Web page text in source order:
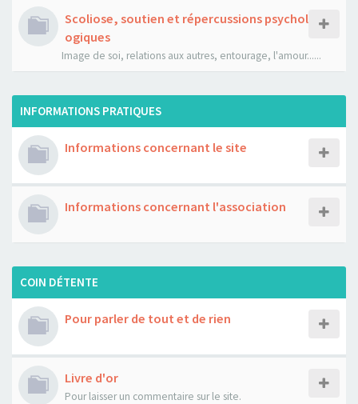
Scoliose, soutien et répercussions psychol
ogiques
Image de soi, relations aux autres, entourage, l'amour......
INFORMATIONS PRATIQUES
Informations concernant le site
Informations concernant l'association
COIN DÉTENTE
Pour parler de tout et de rien
Livre d'or
Pour laisser un commentaire sur le site.